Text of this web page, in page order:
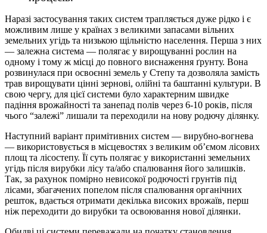
Наразі застосування таких систем трапляється дуже рідко і є
можливим лише у країнах з великими запасами вільних
земельних угідь та низькою щільністю населення. Перша з них
— залежна система — полягає у вирощуванні рослин на
одному і тому ж місці до повного виснаження ґрунту. Вона
розвинулася при освоєнні земель у Степу та дозволяла замість
трав вирощувати цінні зернові, олійні та баштанні культури. В
свою чергу, для цієї системи було характерним швидке
падіння врожайності та занепад полів через 6-10 років, після
чього “залежі” лишали та переходили на нову родючу ділянку.
Наступний варіант примітивних систем — вирубно-вогнева
— використовується в місцевостях з великим об’ємом лісових
площ та лісостепу. Її суть полягає у використанні земельних
угідь після вирубки лісу та/або спалювання його залишків.
Так, за рахунок помірно невисокої родючості грунтів під
лісами, збагачених попелом після спалювання органічних
решток, вдається отримати декілька високих врожаїв, перш
ніж переходити до вирубки та освоювання нової ділянки.